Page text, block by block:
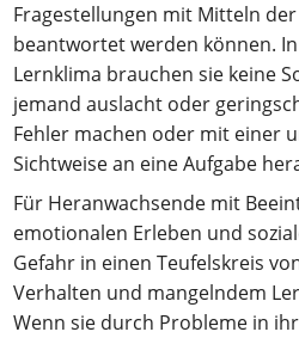
Fragestellungen mit Mitteln
beantwortet werden können.
Lernklima brauchen sie keine
jemand auslacht oder
Fehler machen oder mit einer
Sichtweise an eine Aufgabe
Für Heranwachsende mit
emotionalen Erleben und
Gefahr in einen Teufelskreis
Verhalten und mangelndem
Wenn sie durch Probleme in